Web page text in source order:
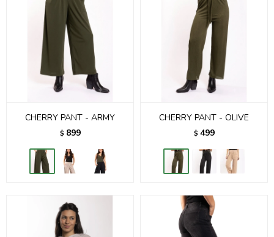
CHERRY PANT - ARMY
$ 899
CHERRY PANT - OLIVE
$ 499